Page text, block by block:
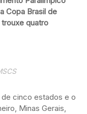
Copa Brasil de
quatro
cinco estados e o
Minas Gerais,